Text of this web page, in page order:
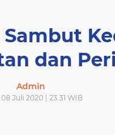
dan
Admin
Juli 2020 | 23.31 WIB